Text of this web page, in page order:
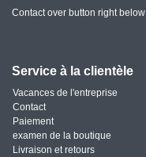
Contact over button right below
Service à la clientèle
Vacances de l'entreprise
Contact
Paiement
examen de la boutique
Livraison et retours